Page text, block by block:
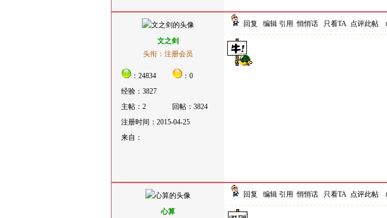
文之剑
头衔：注册会员
：24834
：0
经验：3827
主帖：2
回帖：3824
注册时间：2015-04-25
来自：
回复 编辑 引用 悄悄话 只看TA 点评此帖
心算
回复 编辑 引用 悄悄话 只看TA 点评此帖